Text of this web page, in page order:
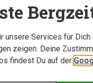
unsere Services für
zeigen. Deine
findest Du auf der